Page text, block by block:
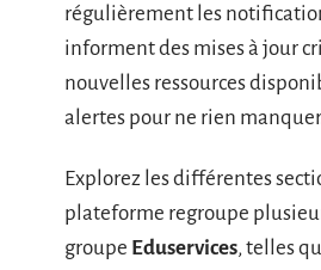
régulièrement les
informent des mises à jour
nouvelles ressources
alertes pour ne rien
Explorez les différentes
plateforme regroupe
groupe Eduservices, telles